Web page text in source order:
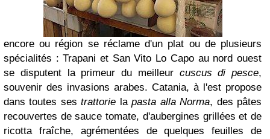
encore ou région se réclame d'un plat ou de plusieurs
spécialités : Trapani et San Vito Lo Capo au nord ouest
se disputent la primeur du meilleur cuscus di pesce,
souvenir des invasions arabes. Catania, à l'est propose
dans toutes ses trattorie la pasta alla Norma, des pâtes
recouvertes de sauce tomate, d'aubergines grillées et de
ricotta fraîche, agrémentées de quelques feuilles de